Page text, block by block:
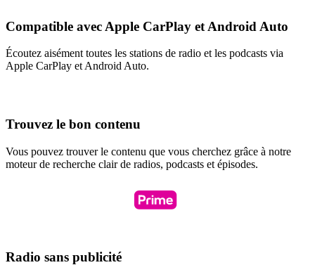
Compatible avec Apple CarPlay et Android Auto
Écoutez aisément toutes les stations de radio et les podcasts via
Apple CarPlay et Android Auto.
Trouvez le bon contenu
Vous pouvez trouver le contenu que vous cherchez grâce à notre
moteur de recherche clair de radios, podcasts et épisodes.
Radio sans publicité